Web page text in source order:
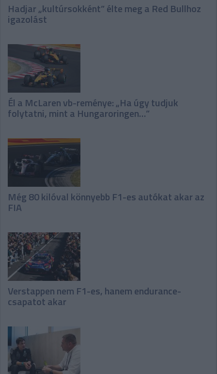
Hadjar „kultúrsokként” élte meg a Red Bullhoz
igazolást
Él a McLaren vb-reménye: „Ha úgy tudjuk
folytatni, mint a Hungaroringen…”
Még 80 kilóval könnyebb F1-es autókat akar az
FIA
Verstappen nem F1-es, hanem endurance-
csapatot akar